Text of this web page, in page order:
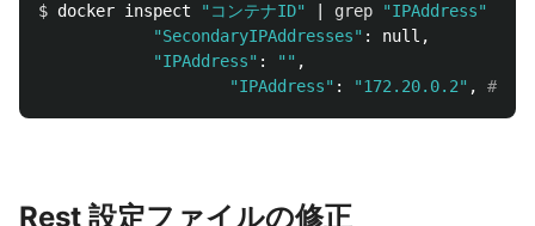
$ docker inspect "コンテナID" grep
"IPAddress"
"SecondaryIPAddresses" : null,
"IPAddress" : "" ,
"IPAddress" : "172.20.0.2" , # ←コ
Rest 設定ファイルの修正